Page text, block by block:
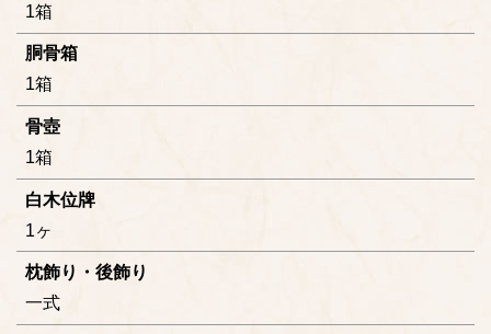
1箱
胴骨箱
1箱
骨壺
1箱
白木位牌
1ヶ
枕飾り・後飾り
一式